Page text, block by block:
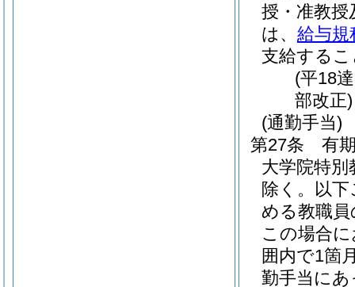
授・准教授
は、 給与規
支給する
(平18
部改正)
(通勤手当)
第27条
有
大学院特別
除く。以
める教職
この場合
囲内で1箇
勤手当に